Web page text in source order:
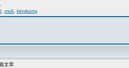
mok kingkong
文章